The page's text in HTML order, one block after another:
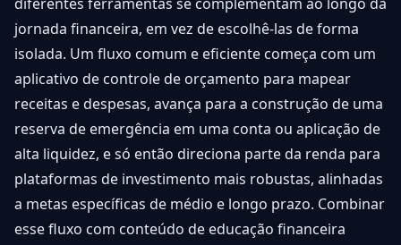
diferentes ferramentas se complementam ao longo da
jornada financeira, em vez de escolhê-las de forma
isolada. Um fluxo comum e eficiente começa com um
aplicativo de controle de orçamento para mapear
receitas e despesas, avança para a construção de uma
reserva de emergência em uma conta ou aplicação de
alta liquidez, e só então direciona parte da renda para
plataformas de investimento mais robustas, alinhadas
a metas específicas de médio e longo prazo. Combinar
esse fluxo com conteúdo de educação financeira